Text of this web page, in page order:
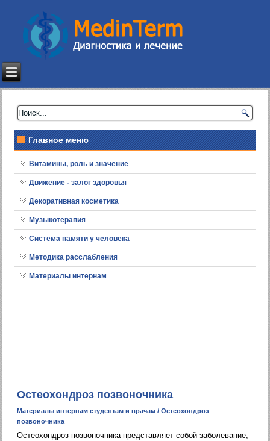
Главное меню
Витамины, роль и значение
Движение - залог здоровья
Декоративная косметика
Музыкотерапия
Система памяти у человека
Методика расслабления
Материалы интернам
Остеохондроз позвоночника
Материалы интернам студентам и врачам / Остеохондроз
позвоночника
Остеохондроз позвоночника представляет собой заболевание,